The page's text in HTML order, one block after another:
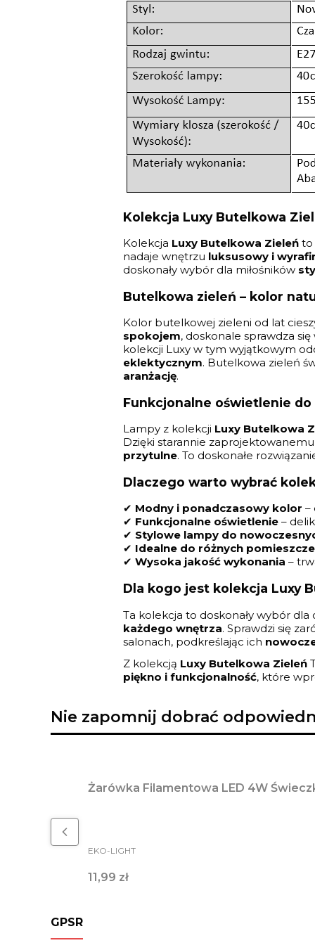
Kolekcja Luxy Butelkowa
Kolekcja Luxy Butelkowa Zieleńto
nadaje wnętrzu luksusowy i
doskonały wybór dla miłośników
Butelkowa zieleń – kolor
Kolor butelkowej zieleni od lat
spokojem, doskonale sprawdza
kolekcji Luxy w tym wyjątkowym
eklektycznym. Butelkowa zieleń
aranżację.
Funkcjonalne oświetlenie
Lampy z kolekcji Luxy Butelkowa
Dzięki starannie
przytulne. To doskonałe
Dlaczego warto wybrać
✔ Modny i ponadczasowy kolor –
✔ Funkcjonalne oświetlenie–
✔ Stylowe lampy do
✔ Idealne do różnych
✔ Wysoka jakość wykonania –
Dla kogo jest kolekcja Luxy
Ta kolekcja to doskonały wybór
każdego wnętrza. Sprawdzi się
salonach, podkreślając ich
Z kolekcją Luxy Butelkowa Zieleń
piękno i funkcjonalność, które
Nie zapomnij dobrać
Żarówka Filamentowa LED 4W
PRODUCENT
EKO-LIGHT
Cena
11,99 zł
GPSR